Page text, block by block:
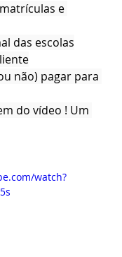
e
das escolas
não) pagar para
do vídeo ! Um
watch?